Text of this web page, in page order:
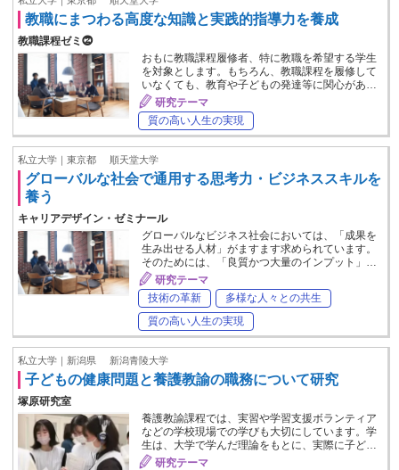
教職にまつわる高度な知識と実践的指導力を養成
教職課程ゼミ⓶
おもに教職課程履修者、特に教職を希望する学生
を対象とします。もちろん、教職課程を履修して
いなくても、教育や子どもの発達等に関心があ…
研究テーマ
質の高い人生の実現
私立大学｜東京都 順天堂大学
グローバルな社会で通用する思考力・ビジネススキルを
養う
キャリアデザイン・ゼミナール
グローバルなビジネス社会においては、「成果を
生み出せる人材」がますます求められています。
そのためには、「良質かつ大量のインプット」…
研究テーマ
技術の革新
多様な人々との共生
質の高い人生の実現
私立大学｜新潟県 新潟青陵大学
子どもの健康問題と養護教諭の職務について研究
塚原研究室
養護教諭課程では、実習や学習支援ボランティア
などの学校現場での学びも大切にしています。学
生は、大学で学んだ理論をもとに、実際に子ど…
研究テーマ